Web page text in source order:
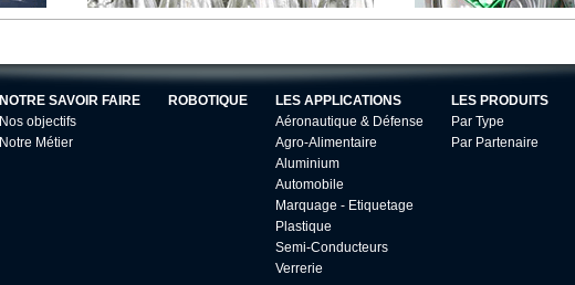
NOTRE SAVOIR FAIRE
Nos objectifs
Notre Métier
ROBOTIQUE
LES APPLICATIONS
Aéronautique & Défense
Agro-Alimentaire
Aluminium
Automobile
Marquage - Etiquetage
Plastique
Semi-Conducteurs
Verrerie
LES PRODUITS
Par Type
Par Partenaire